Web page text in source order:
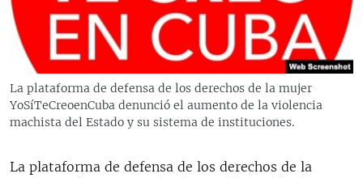
RADIO MARTÍ
ESPECIALES
ESPECIALES
LA REALIDAD DE LA VIVIENDA EN CUBA
SER VIEJO EN CUBA
KENTU-CUBANO
MULTIMEDIA
EDITORIALES
La plataforma de defensa de los derechos de la mujer
YoSíTeCreoenCuba denunció el aumento de la violencia
machista del Estado y su sistema de instituciones.
La plataforma de defensa de los derechos de la